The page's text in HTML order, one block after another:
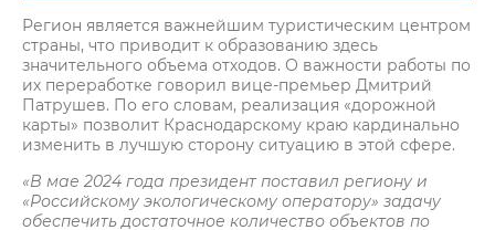
Регион является важнейшим туристическим центром
страны, что приводит к образованию здесь
значительного объема отходов. О важности работы по
их переработке говорил вице-премьер Дмитрий
Патрушев. По его словам, реализация «дорожной
карты» позволит Краснодарскому краю кардинально
изменить в лучшую сторону ситуацию в этой сфере.
«В мае 2024 года президент поставил региону и
«Российскому экологическому оператору» задачу
обеспечить достаточное количество объектов по